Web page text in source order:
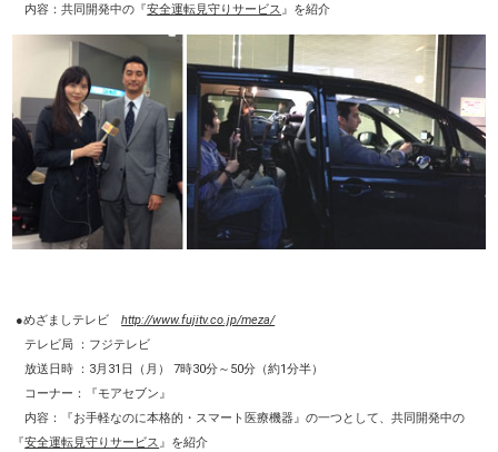
内容：共同開発中の『安全運転見守りサービス』を紹介
●めざましテレビhttp://www.fujitv.co.jp/meza/
テレビ局 ：フジテレビ
放送日時 ：3月31日（月） 7時30分～50分（約1分半）
コーナー：『モアセブン』
内容：『お手軽なのに本格的・スマート医療機器』の一つとして、共同開発中の
『安全運転見守りサービス』を紹介